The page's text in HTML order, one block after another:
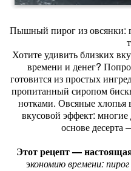
Пышный пирог из овсянки:
Хотите удивить близких
времени и денег?
готовится из простых
пропитанный сиропом
нотками. Овсяные хлопья
вкусовой эффект:
основе десерта
Этот рецепт —
экономию времени: